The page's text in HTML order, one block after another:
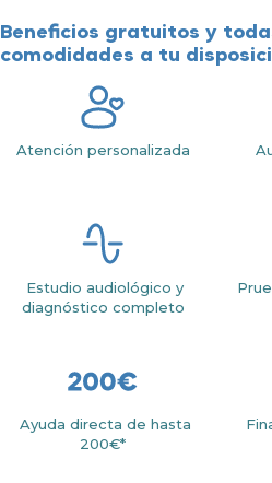
Beneficios gratuitos y
comodidades a tu
Atención personalizada
Estudio audiológico y
diagnóstico completo
Ayuda directa de hasta
200€*